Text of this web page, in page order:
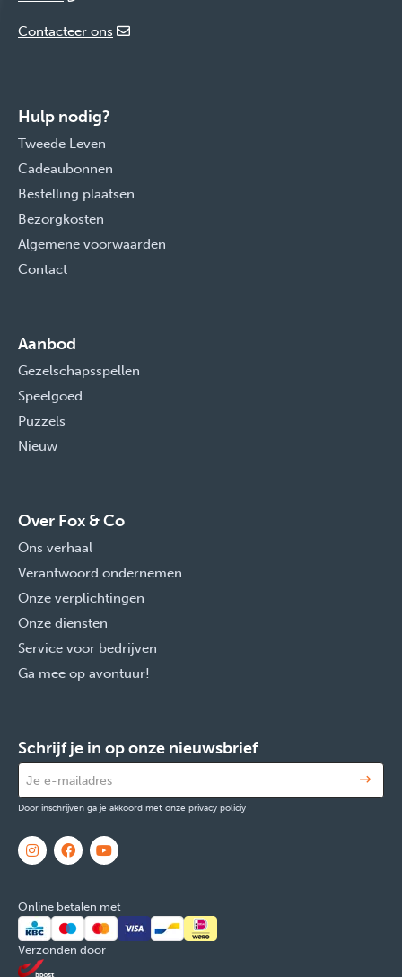
Contacteer ons
Hulp nodig?
Tweede Leven
Cadeaubonnen
Bestelling plaatsen
Bezorgkosten
Algemene voorwaarden
Contact
Aanbod
Gezelschapsspellen
Speelgoed
Puzzels
Nieuw
Over Fox & Co
Ons verhaal
Verantwoord ondernemen
Onze verplichtingen
Onze diensten
Service voor bedrijven
Ga mee op avontuur!
Schrijf je in op onze nieuwsbrief
Door inschrijven ga je akkoord met onze privacy policiy
Online betalen met
Verzonden door